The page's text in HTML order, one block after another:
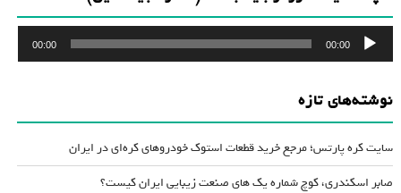
پخش‌کننده
صوت
00:00
00:00
نوشته‌های تازه
سایت کره پارتس؛ مرجع خرید قطعات استوک خودروهای کره‌ای در ایران
صابر اسکندری، کوچ شماره یک های صنعت زیبایی ایران کیست؟